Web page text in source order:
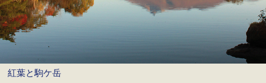
紅葉と駒ケ岳